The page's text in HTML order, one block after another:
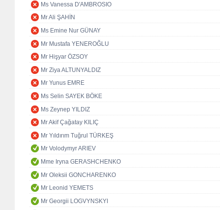
Ms Vanessa D'AMBROSIO
Mr Ali ŞAHİN
Ms Emine Nur GÜNAY
Mr Mustafa YENEROĞLU
Mr Hişyar ÖZSOY
Mr Ziya ALTUNYALDIZ
Mr Yunus EMRE
Ms Selin SAYEK BÖKE
Ms Zeynep YILDIZ
Mr Akif Çağatay KILIÇ
Mr Yıldırım Tuğrul TÜRKEŞ
Mr Volodymyr ARIEV
Mme Iryna GERASHCHENKO
Mr Oleksii GONCHARENKO
Mr Leonid YEMETS
Mr Georgii LOGVYNSKYI